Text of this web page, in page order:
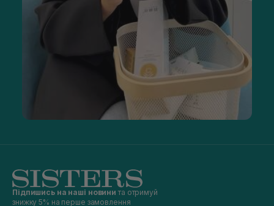
Підпишись на наші новини та отримуй
знижку 5% на перше замовлення